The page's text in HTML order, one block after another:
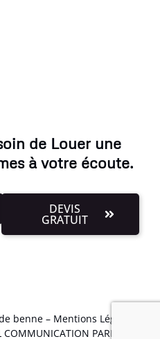
de Louer une
à votre écoute.
DEVIS
GRATUIT
benne – Mentions Légales
PARIS